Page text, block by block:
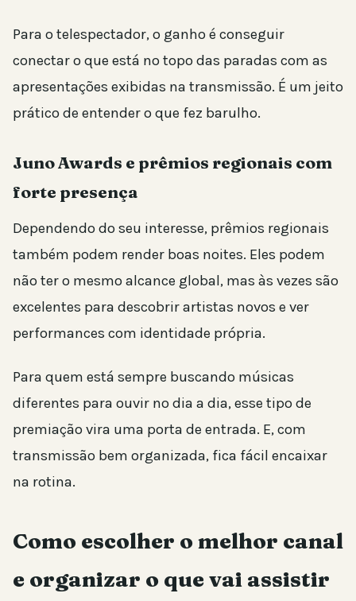
Para o telespectador, o ganho é conseguir
conectar o que está no topo das paradas com as
apresentações exibidas na transmissão. É um jeito
prático de entender o que fez barulho.
Juno Awards e prêmios regionais com
forte presença
Dependendo do seu interesse, prêmios regionais
também podem render boas noites. Eles podem
não ter o mesmo alcance global, mas às vezes são
excelentes para descobrir artistas novos e ver
performances com identidade própria.
Para quem está sempre buscando músicas
diferentes para ouvir no dia a dia, esse tipo de
premiação vira uma porta de entrada. E, com
transmissão bem organizada, fica fácil encaixar
na rotina.
Como escolher o melhor canal
e organizar o que vai assistir